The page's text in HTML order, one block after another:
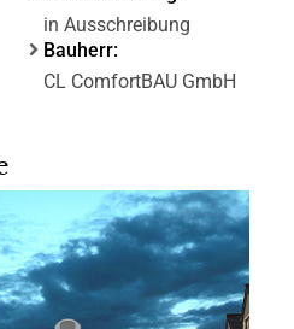
in Ausschreibung
Bauherr:
CL ComfortBAU GmbH